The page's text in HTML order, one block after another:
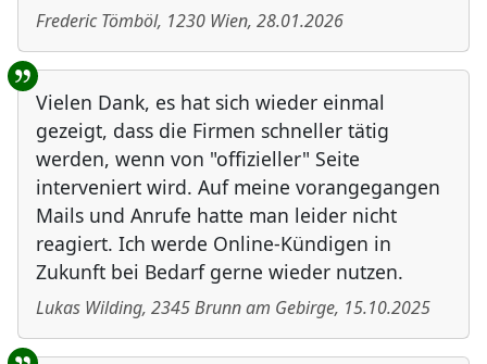
Frederic Tömböl, 1230 Wien, 28.01.2026
Vielen Dank, es hat sich wieder einmal
gezeigt, dass die Firmen schneller tätig
werden, wenn von "offizieller" Seite
interveniert wird. Auf meine vorangegangen
Mails und Anrufe hatte man leider nicht
reagiert. Ich werde Online-Kündigen in
Zukunft bei Bedarf gerne wieder nutzen.
Lukas Wilding, 2345Brunn am Gebirge, 15.10.2025